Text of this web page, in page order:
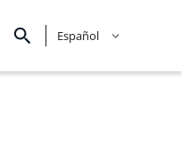
Español